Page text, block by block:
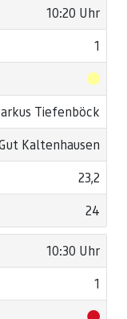
10:20 Uhr
1
Tiefenböck
Kaltenhausen
23,2
24
10:30 Uhr
1